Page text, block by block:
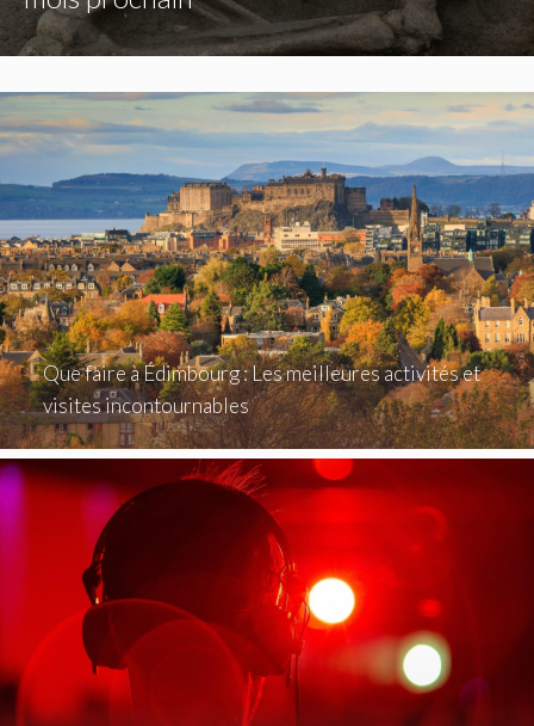
Que faire à Édimbourg : Les meilleures activités et
visites incontournables